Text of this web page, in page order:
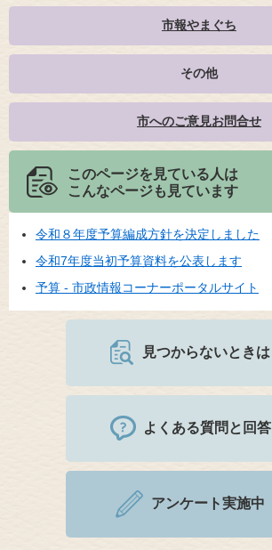
市報やまぐち
その他
市へのご意見お問合せ
このページを見ている人は
こんなページも見ています
令和８年度予算編成方針を決定しました
令和7年度当初予算資料を公表します
予算 - 市政情報コーナーポータルサイト
見つからないときは
よくある質問と回答
アンケート実施中